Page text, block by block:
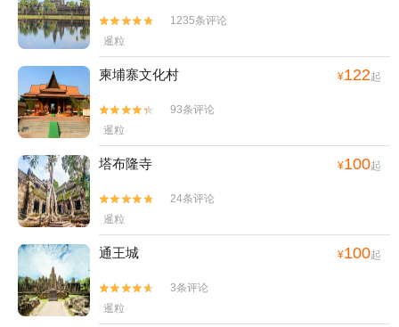


1235条评论
暹粒
柬埔寨文化村 ¥122起


93条评论
暹粒
塔布隆寺 ¥100起


24条评论
暹粒
通王城 ¥100起


3条评论
暹粒